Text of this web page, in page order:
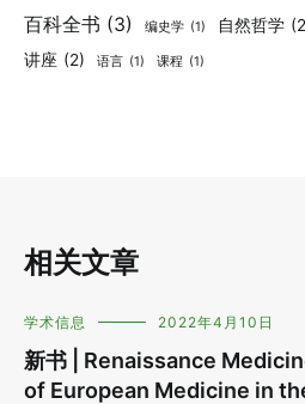
百科全书 (3) 编史学 (1) 自然哲学
讲座 (2) 语言 (1) 课程 (1)
相关文章
学术信息 2022年4月10日
新书 | Renaissance
of European Medicine in